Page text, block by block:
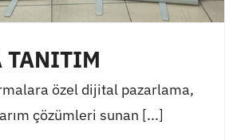
TANITIM
özel dijital pazarlama,
çözümleri sunan [...]